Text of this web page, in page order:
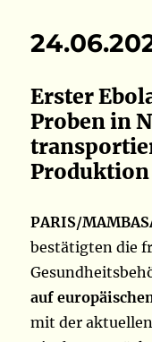
Erster
Proben in
PARIS/
bestätigten die
auf
mit der